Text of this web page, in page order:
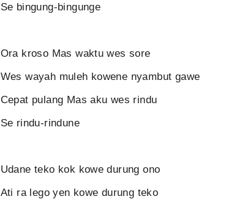
Se bingung-bingunge
Ora kroso Mas waktu wes sore
Wes wayah muleh kowene nyambut gawe
Cepat pulang Mas aku wes rindu
Se rindu-rindune
Udane teko kok kowe durung ono
Ati ra lego yen kowe durung teko